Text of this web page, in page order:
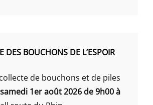
DES BOUCHONS DE L’ESPOIR
de bouchons et de piles
1er août 2026 de 9h00 à